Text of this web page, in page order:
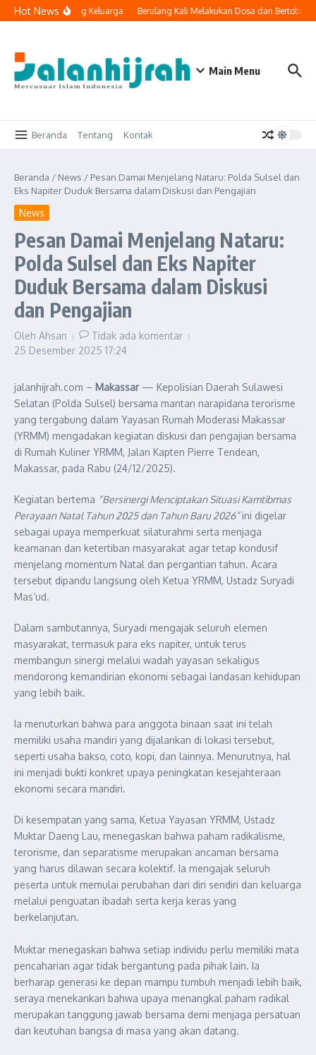
Lewati ke konten
Hot News
Masuk ke Ruang Keluarga Berulang Kali Melakukan Dosa dan Bertobat,
Main Menu
Beranda Tentang Kontak
Beranda / News / Pesan Damai Menjelang Nataru: Polda Sulsel dan
Eks Napiter Duduk Bersama dalam Diskusi dan Pengajian
News
Pesan Damai Menjelang Nataru:
Polda Sulsel dan Eks Napiter
Duduk Bersama dalam Diskusi
dan Pengajian
Oleh Ahsan
Tidak ada komentar
25 Desember 2025 17:24
jalanhijrah.com – Makassar— Kepolisian Daerah Sulawesi
Selatan (Polda Sulsel) bersama mantan narapidana terorisme
yang tergabung dalam Yayasan Rumah Moderasi Makassar
(YRMM) mengadakan kegiatan diskusi dan pengajian bersama
di Rumah Kuliner YRMM, Jalan Kapten Pierre Tendean,
Makassar, pada Rabu (24/12/2025).
Kegiatan bertema “Bersinergi Menciptakan Situasi Kamtibmas
Perayaan Natal Tahun 2025 dan Tahun Baru 2026”ini digelar
sebagai upaya memperkuat silaturahmi serta menjaga
keamanan dan ketertiban masyarakat agar tetap kondusif
menjelang momentum Natal dan pergantian tahun. Acara
tersebut dipandu langsung oleh Ketua YRMM, Ustadz Suryadi
Mas’ud.
Dalam sambutannya, Suryadi mengajak seluruh elemen
masyarakat, termasuk para eks napiter, untuk terus
membangun sinergi melalui wadah yayasan sekaligus
mendorong kemandirian ekonomi sebagai landasan kehidupan
yang lebih baik.
Ia menuturkan bahwa para anggota binaan saat ini telah
memiliki usaha mandiri yang dijalankan di lokasi tersebut,
seperti usaha bakso, coto, kopi, dan lainnya. Menurutnya, hal
ini menjadi bukti konkret upaya peningkatan kesejahteraan
ekonomi secara mandiri.
Di kesempatan yang sama, Ketua Yayasan YRMM, Ustadz
Muktar Daeng Lau, menegaskan bahwa paham radikalisme,
terorisme, dan separatisme merupakan ancaman bersama
yang harus dilawan secara kolektif. Ia mengajak seluruh
peserta untuk memulai perubahan dari diri sendiri dan keluarga
melalui penguatan ibadah serta kerja keras yang
berkelanjutan.
Muktar menegaskan bahwa setiap individu perlu memiliki mata
pencaharian agar tidak bergantung pada pihak lain. Ia
berharap generasi ke depan mampu tumbuh menjadi lebih baik,
seraya menekankan bahwa upaya menangkal paham radikal
merupakan tanggung jawab bersama demi menjaga persatuan
dan keutuhan bangsa di masa yang akan datang.